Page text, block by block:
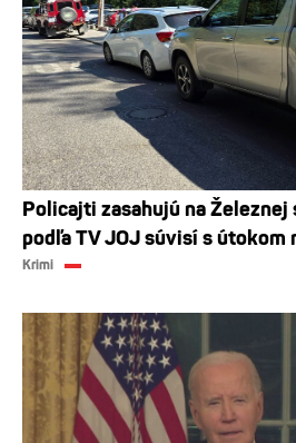
Policajti zasahujú na
podľa TV JOJ súvisí s útokom
Krimi